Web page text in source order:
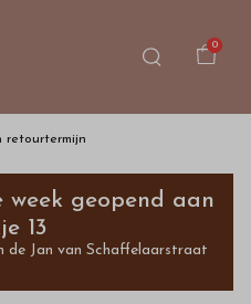
0
retourtermijn
geopend aan
13
de Jan van Schaffelaarstraat